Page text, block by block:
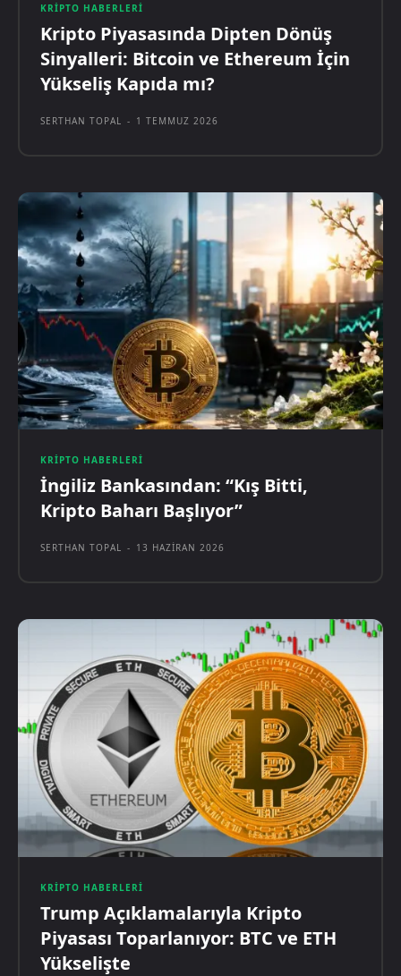
KRIPTO HABERLERI
Kripto Piyasasında Dipten Dönüş
Sinyalleri: Bitcoin ve Ethereum İçin
Yükseliş Kapıda mı?
SERTHAN TOPAL - 1 TEMMUZ 2026
KRIPTO HABERLERI
İngiliz Bankasından: “Kış Bitti,
Kripto Baharı Başlıyor”
SERTHAN TOPAL - 13 HAZIRAN 2026
KRIPTO HABERLERI
Trump Açıklamalarıyla Kripto
Piyasası Toparlanıyor: BTC ve ETH
Yükselişte